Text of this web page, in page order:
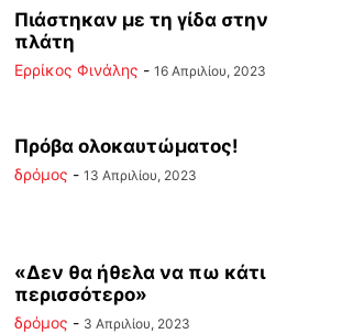
Πιάστηκαν με τη γίδα στην
πλάτη
Ερρίκος Φινάλης - 16 Απριλίου, 2023
Πρόβα ολοκαυτώματος!
δρόμος - 13 Απριλίου, 2023
«Δεν θα ήθελα να πω κάτι
περισσότερο»
δρόμος - 3 Απριλίου, 2023